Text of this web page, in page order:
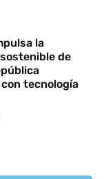
la
de
tecnología